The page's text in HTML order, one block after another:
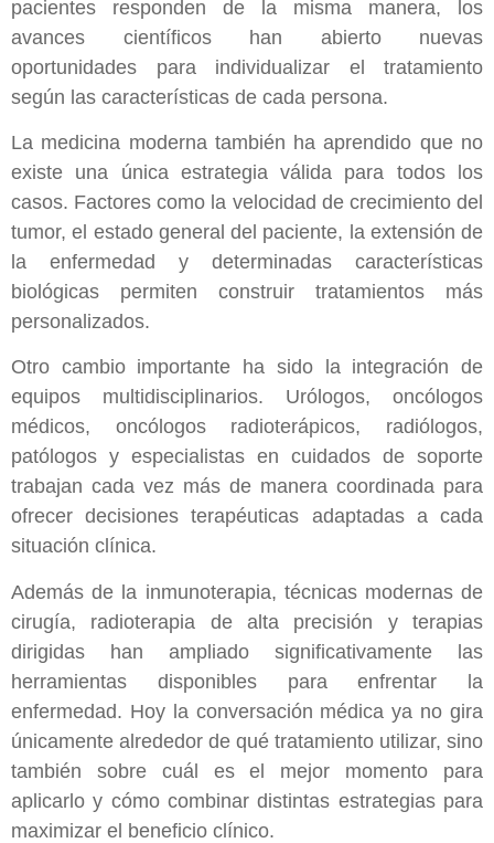
pacientes responden de la misma manera, los
avances científicos han abierto nuevas
oportunidades para individualizar el tratamiento
según las características de cada persona.
La medicina moderna también ha aprendido que no
existe una única estrategia válida para todos los
casos. Factores como la velocidad de crecimiento del
tumor, el estado general del paciente, la extensión de
la enfermedad y determinadas características
biológicas permiten construir tratamientos más
personalizados.
Otro cambio importante ha sido la integración de
equipos multidisciplinarios. Urólogos, oncólogos
médicos, oncólogos radioterápicos, radiólogos,
patólogos y especialistas en cuidados de soporte
trabajan cada vez más de manera coordinada para
ofrecer decisiones terapéuticas adaptadas a cada
situación clínica.
Además de la inmunoterapia, técnicas modernas de
cirugía, radioterapia de alta precisión y terapias
dirigidas han ampliado significativamente las
herramientas disponibles para enfrentar la
enfermedad. Hoy la conversación médica ya no gira
únicamente alrededor de qué tratamiento utilizar, sino
también sobre cuál es el mejor momento para
aplicarlo y cómo combinar distintas estrategias para
maximizar el beneficio clínico.